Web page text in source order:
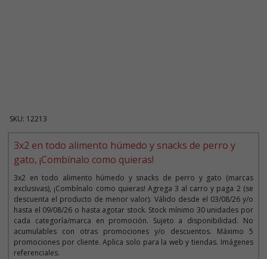
SKU: 12213
3x2 en todo alimento húmedo y snacks de perro y
gato, ¡Combínalo como quieras!
3x2 en todo alimento húmedo y snacks de perro y gato (marcas
exclusivas), ¡Combínalo como quieras! Agrega 3 al carro y paga 2 (se
descuenta el producto de menor valor). Válido desde el 03/08/26 y/o
hasta el 09/08/26 o hasta agotar stock. Stock mínimo 30 unidades por
cada categoría/marca en promoción. Sujeto a disponibilidad. No
acumulables con otras promociones y/o descuentos. Máximo 5
promociones por cliente. Aplica solo para la web y tiendas. Imágenes
referenciales.